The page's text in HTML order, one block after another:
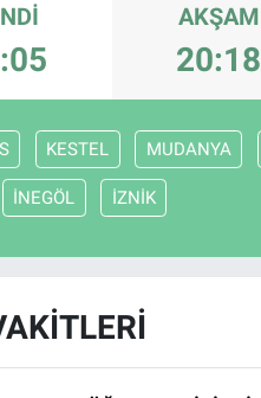
AKŞAM
20:18
KESTEL MUDANYA
İNEGÖL İZNİK